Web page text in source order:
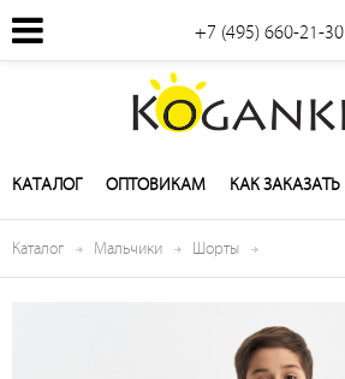
+7 (495) 660-21-30
КАТАЛОГ ОПТОВИКАМ КАК ЗАКАЗАТЬ
Каталог Мальчики Шорты